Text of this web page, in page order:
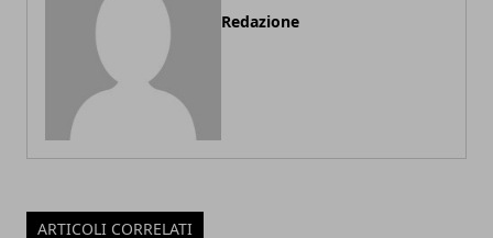
Redazione
ARTICOLI CORRELATI